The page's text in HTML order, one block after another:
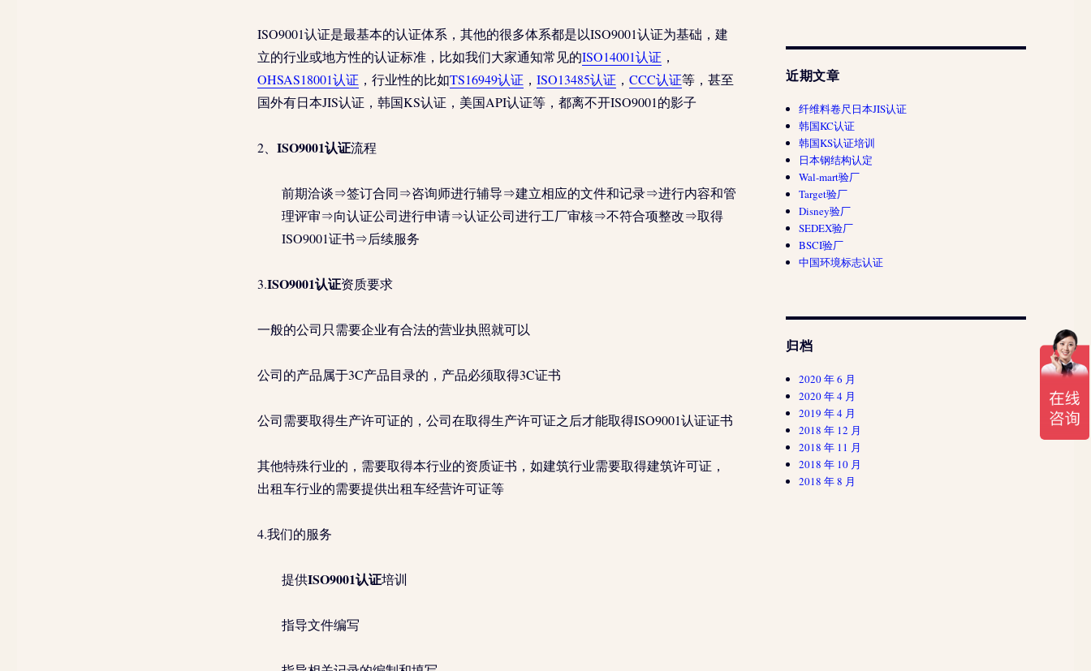
ISO9001认证是最基本的认证体系，其他的很多体系都是以ISO9001认证为基础，建
立的行业或地方性的认证标准，比如我们大家通知常见的ISO14001认证 ，
OHSAS18001认证 ，行业性的比如TS16949认证 ， ISO13485认证 ， CCC认证等，甚至
国外有日本JIS认证，韩国KS认证，美国API认证等，都离不开ISO9001的影子
2、 ISO9001认证流程
前期洽谈⇒签订合同⇒咨询师进行辅导⇒建立相应的文件和记录⇒进行内容和管
理评审⇒向认证公司进行申请⇒认证公司进行工厂审核⇒不符合项整改⇒取得
ISO9001证书⇒后续服务
3.ISO9001认证资质要求
一般的公司只需要企业有合法的营业执照就可以
公司的产品属于3C产品目录的，产品必须取得3C证书
公司需要取得生产许可证的，公司在取得生产许可证之后才能取得ISO9001认证证书
其他特殊行业的，需要取得本行业的资质证书，如建筑行业需要取得建筑许可证，
出租车行业的需要提供出租车经营许可证等
4.我们的服务
提供ISO9001认证培训
指导文件编写
近期文章
纤维料卷尺日本JIS认证
韩国KC认证
韩国KS认证培训
日本钢结构认定
Wal-mart验厂
Target验厂
Disney验厂
SEDEX验厂
BSCI验厂
中国环境标志认证
归档
2020 年 6 月
2020 年 4 月
2019 年 4 月
2018 年 12 月
2018 年 11 月
2018 年 10 月
2018 年 8 月